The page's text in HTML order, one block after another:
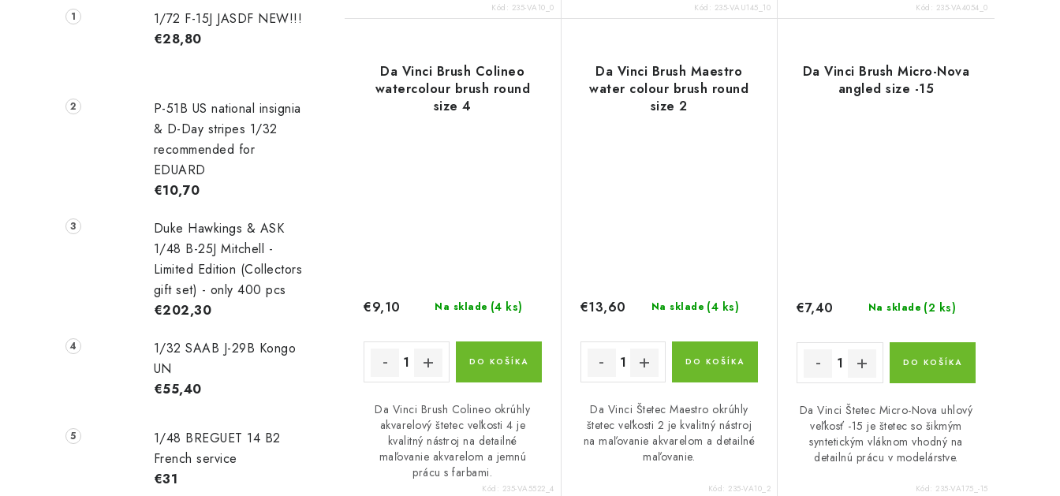
1/72 F-15J JASDF NEW!!!
€28,80
P-51B US national insignia
& D-Day stripes 1/32
recommended for
EDUARD
€10,70
Duke Hawkings & ASK
1/48 B-25J Mitchell -
Limited Edition (Collectors
gift set) - only 400 pcs
€202,30
1/32 SAAB J-29B Kongo
UN
€55,40
1/48 ‌‌BREGUET 14 B2
French service
€31
Kód: 235-VA10_0 Kód: 235-VAU145_10 Kód: 235-VA4054_0
Da Vinci Brush Colineo
watercolour brush round
size 4
Na sklade (4 ks)
€9,10
DO KOŠÍKA
Da Vinci Brush Colineo okrúhly
akvarelový štetec veľkosti 4 je
kvalitný nástroj na detailné
maľovanie akvarelom a jemnú
prácu s farbami.
Kód: 235-VA5522_4
Da Vinci Brush Maestro
water colour brush round
size 2
Na sklade (4 ks)
€13,60
DO KOŠÍKA
Da Vinci Štetec Maestro okrúhly
štetec veľkosti 2 je kvalitný nástroj
na maľovanie akvarelom a detailné
maľovanie.
Kód: 235-VA10_2
Da Vinci Brush Micro-Nova
angled size -15
Na sklade (2 ks)
€7,40
DO KOŠÍKA
Da Vinci Štetec Micro-Nova uhlový
veľkosť -15 je štetec so šikmým
syntetickým vláknom vhodný na
detailnú prácu v modelárstve.
Kód: 235-VA175_-15